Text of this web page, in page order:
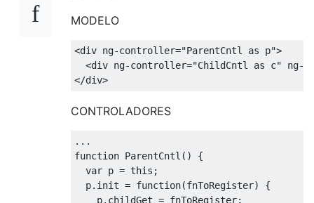
MODELO
<div ng-controller="ParentCntl as p">
<div ng-controller="ChildCntl as c"
ng-
</div>
CONTROLADORES
...
function ParentCntl ()
{
var p = this ;
  p
. init = function(fnToRegister)
{
    p
. childGet = fnToRegister;